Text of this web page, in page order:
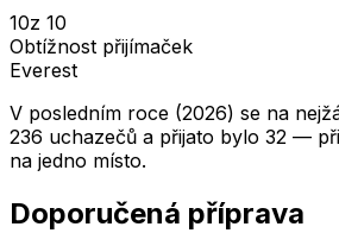
10z 10
Obtížnost přijímaček
Everest
V posledním roce (2026) se na
236 uchazečů a přijato bylo 32 —
na jedno místo.
Doporučená příprava